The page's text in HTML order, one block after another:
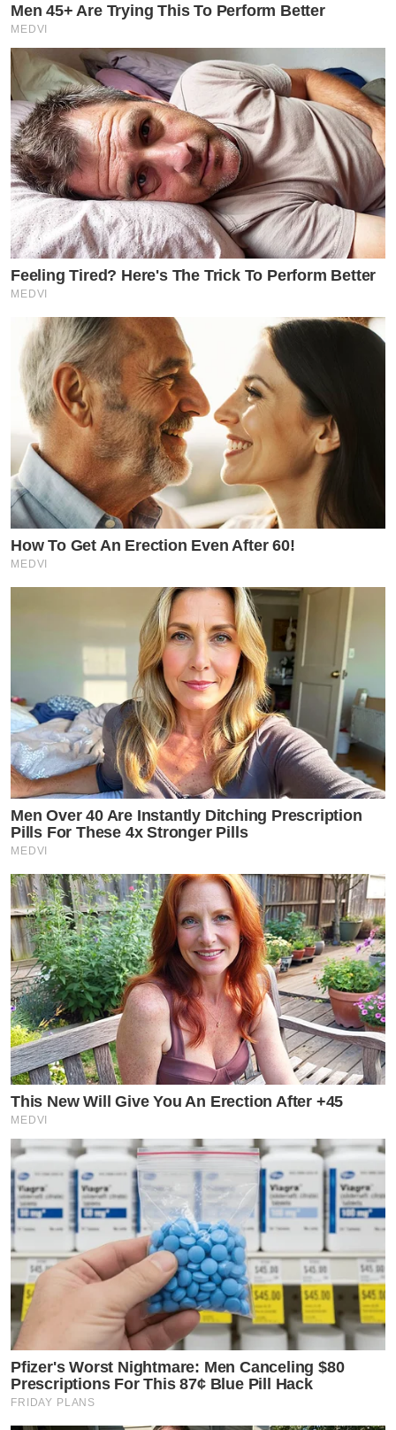
Men 45+ Are Trying This To Perform Better
MEDVI
Feeling Tired? Here's The Trick To Perform Better
MEDVI
How To Get An Erection Even After 60!
MEDVI
Men Over 40 Are Instantly Ditching Prescription
Pills For These 4x Stronger Pills
MEDVI
This New Will Give You An Erection After +45
MEDVI
Pfizer's Worst Nightmare: Men Canceling $80
Prescriptions For This 87¢ Blue Pill Hack
FRIDAY PLANS